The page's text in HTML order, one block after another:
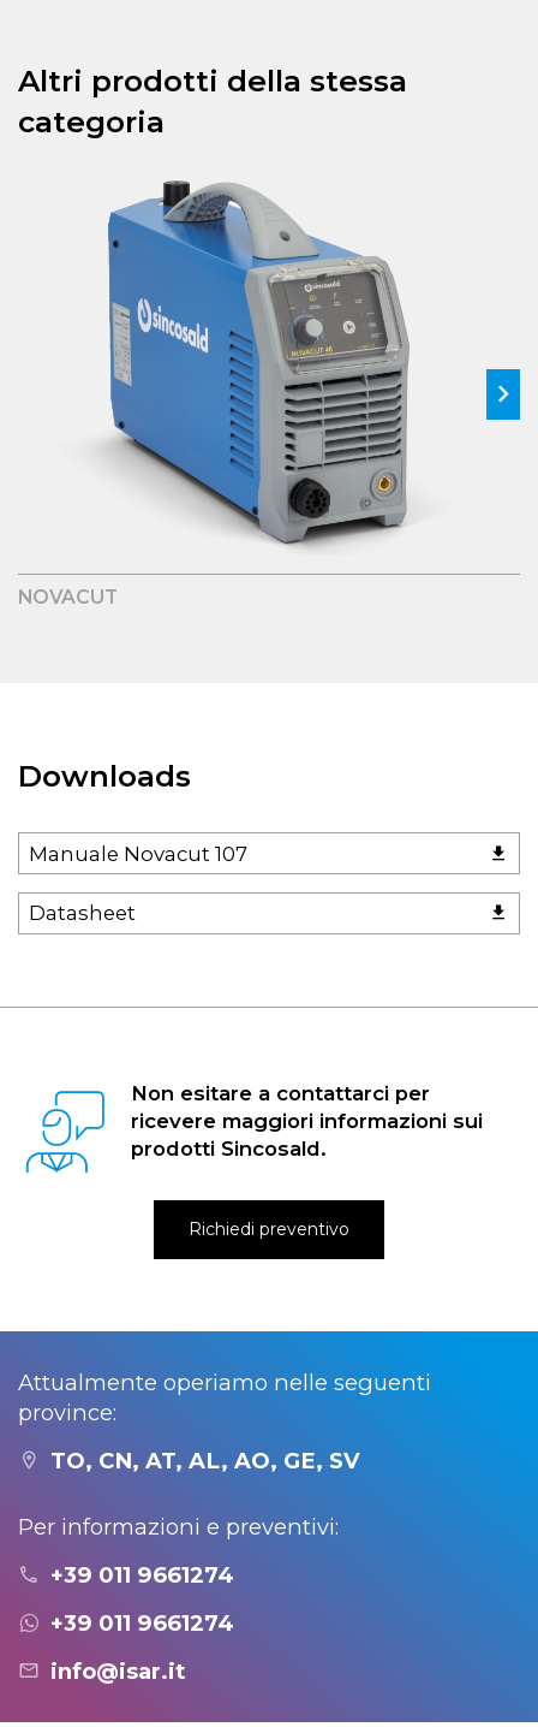
Altri prodotti della stessa
categoria
NOVACUT
Downloads
Manuale Novacut 107
Datasheet
Non esitare a contattarci per
ricevere maggiori informazioni sui
prodotti Sincosald.
Richiedi preventivo
Attualmente operiamo nelle seguenti
province:
TO, CN, AT, AL, AO, GE, SV
Per informazioni e preventivi:
+39 011 9661274
+39 011 9661274
info@isar.it